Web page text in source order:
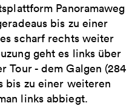
Panoramaweg
bis zu einer
scharf rechts weiter
geht es links über
Tour - dem Galgen (284
bis zu einer weiteren
links abbiegt.